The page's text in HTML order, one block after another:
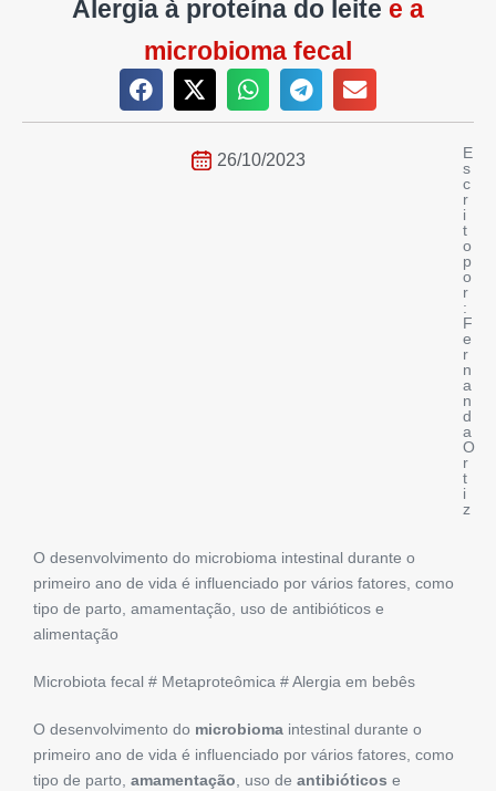
Alergia à proteína do leite e a
microbioma fecal
26/10/2023
E
s
c
r
i
t
o
p
o
r
:
F
e
r
n
a
n
d
a
O
r
t
i
z
O desenvolvimento do microbioma intestinal durante o
primeiro ano de vida é influenciado por vários fatores, como
tipo de parto, amamentação, uso de antibióticos e
alimentação
Microbiota fecal # Metaproteômica # Alergia em bebês
O desenvolvimento do microbioma intestinal durante o
primeiro ano de vida é influenciado por vários fatores, como
tipo de parto, amamentação, uso de antibióticos e